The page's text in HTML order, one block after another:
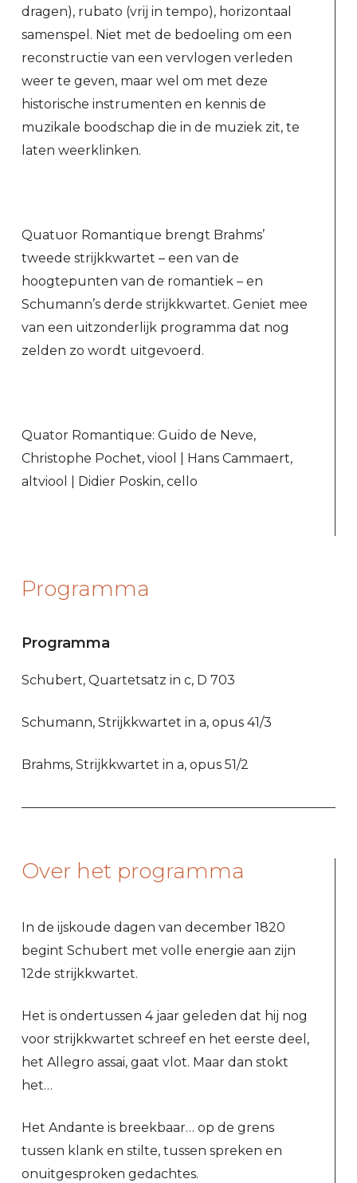
dragen), rubato (vrij in tempo), horizontaal
samenspel. Niet met de bedoeling om een
reconstructie van een vervlogen verleden
weer te geven, maar wel om met deze
historische instrumenten en kennis de
muzikale boodschap die in de muziek zit, te
laten weerklinken.
Quatuor Romantique brengt Brahms’
tweede strijkkwartet – een van de
hoogtepunten van de romantiek – en
Schumann’s derde strijkkwartet. Geniet mee
van een uitzonderlijk programma dat nog
zelden zo wordt uitgevoerd.
Quator Romantique: Guido de Neve,
Christophe Pochet, viool | Hans Cammaert,
altviool | Didier Poskin, cello
Programma
Programma
Schubert, Quartetsatz in c, D 703
Schumann, Strijkkwartet in a, opus 41/3
Brahms, Strijkkwartet in a, opus 51/2
Over het programma
In de ijskoude dagen van december 1820
begint Schubert met volle energie aan zijn
12de strijkkwartet.
Het is ondertussen 4 jaar geleden dat hij nog
voor strijkkwartet schreef en het eerste deel,
het Allegro assai, gaat vlot. Maar dan stokt
het…
Het Andante is breekbaar… op de grens
tussen klank en stilte, tussen spreken en
onuitgesproken gedachtes.